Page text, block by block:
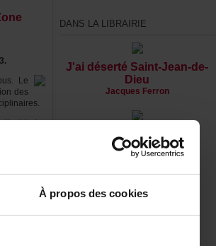
Àproposdescookies
DANSLALIBRAIRIE
J'aidésertéSaint-Jean-de-
Dieu
JacquesFerron
Lagrandeéchappée
OlivierSylvestre